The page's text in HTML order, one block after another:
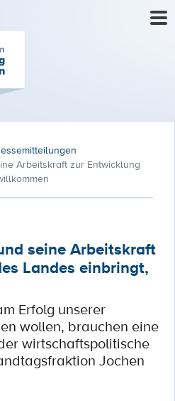
Arbeitskraft zur Entwicklung
seine Arbeitskraft
Landes einbringt,
Erfolg unserer
wollen, brauchen eine
wirtschaftspolitische
Jochen